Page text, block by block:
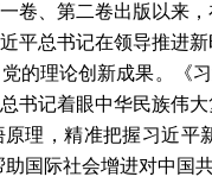
一卷、第二卷出版以来
平总书记在领导推进
的理论创新成果。《
书记着眼中华民族伟
理，精准把握习近平
国际社会增进对中国